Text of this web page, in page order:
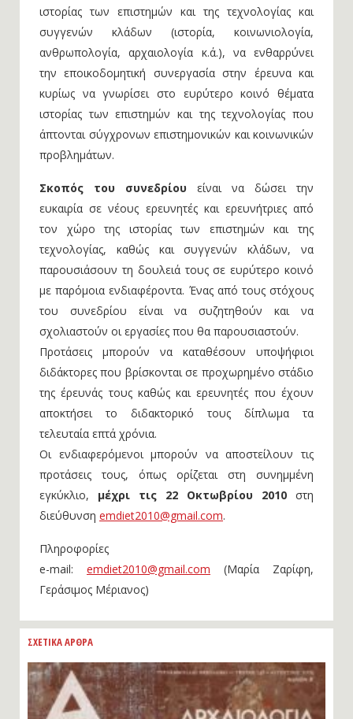
ιστορίας των επιστημών και της τεχνολογίας και
συγγενών κλάδων (ιστορία, κοινωνιολογία,
ανθρωπολογία, αρχαιολογία κ.ά.), να ενθαρρύνει
την εποικοδομητική συνεργασία στην έρευνα και
κυρίως να γνωρίσει στο ευρύτερο κοινό θέματα
ιστορίας των επιστημών και της τεχνολογίας που
άπτονται σύγχρονων επιστημονικών και κοινωνικών
προβλημάτων.
Σκοπός του συνεδρίου είναι να δώσει την
ευκαιρία σε νέους ερευνητές και ερευνήτριες από
τον χώρο της ιστορίας των επιστημών και της
τεχνολογίας, καθώς και συγγενών κλάδων, να
παρουσιάσουν τη δουλειά τους σε ευρύτερο κοινό
με παρόμοια ενδιαφέροντα. Ένας από τους στόχους
του συνεδρίου είναι να συζητηθούν και να
σχολιαστούν οι εργασίες που θα παρουσιαστούν.
Προτάσεις μπορούν να καταθέσουν υποψήφιοι
διδάκτορες που βρίσκονται σε προχωρημένο στάδιο
της έρευνάς τους καθώς και ερευνητές που έχουν
αποκτήσει το διδακτορικό τους δίπλωμα τα
τελευταία επτά χρόνια.
Οι ενδιαφερόμενοι μπορούν να αποστείλουν τις
προτάσεις τους, όπως ορίζεται στη συνημμένη
εγκύκλιο, μέχρι τις 22 Οκτωβρίου 2010 στη
διεύθυνση emdiet2010@gmail.com.
Πληροφορίες
e-mail: emdiet2010@gmail.com (Μαρία Ζαρίφη,
Γεράσιμος Μέριανος)
ΣΧΕΤΙΚΑ ΑΡΘΡΑ